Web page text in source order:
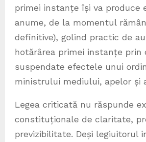
primei instanțe își va produce
anume, de la momentul
definitive), golind practic de
hotărârea primei instanțe prin
suspendate efectele unui
ministrului mediului, apelor și
Legea criticată nu răspunde
constituționale de claritate,
previzibilitate. Deși legiuitorul